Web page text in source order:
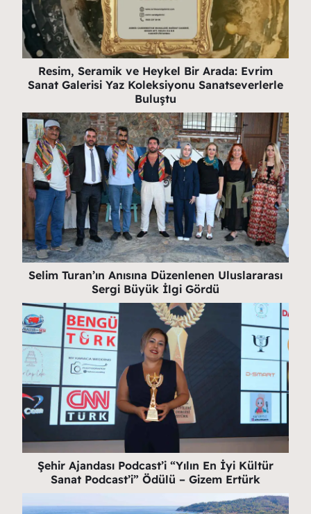
Resim, Seramik ve Heykel Bir Arada: Evrim
Sanat Galerisi Yaz Koleksiyonu Sanatseverlerle
Buluştu
Selim Turan’ın Anısına Düzenlenen Uluslararası
Sergi Büyük İlgi Gördü
Şehir Ajandası Podcast’i “Yılın En İyi Kültür
Sanat Podcast’i” Ödülü – Gizem Ertürk